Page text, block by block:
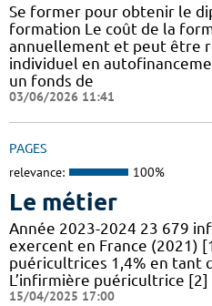
Se former pour obtenir le
formation Le coût de la
annuellement et peut être
individuel en
un fonds de
03/06/2026 11:41
PAGES
relevance: 100%
Le métier
Année 2023-2024 23 679
exercent en France (2021)
puéricultrices 1,4% en tant
L’infirmière puéricultrice
15/04/2025 17:00